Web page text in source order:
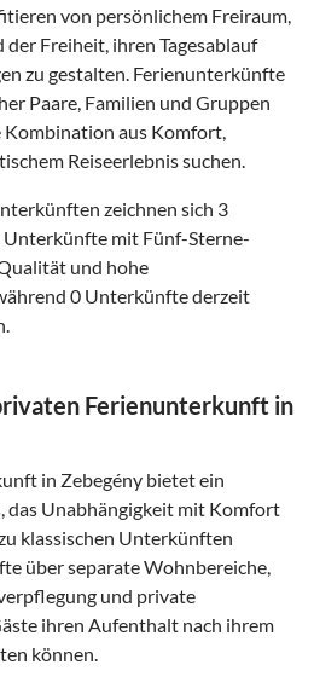
von persönlichem Freiraum,
Freiheit, ihren Tagesablauf
zu gestalten. Ferienunterkünfte
Paare, Familien und Gruppen
Kombination aus Komfort,
Reiseerlebnis suchen.
zeichnen sich 3
mit Fünf-Sterne-
und hohe
0 Unterkünfte derzeit
Ferienunterkunft in
in Zebegény bietet ein
das Unabhängigkeit mit Komfort
klassischen Unterkünften
über separate Wohnbereiche,
und private
ihren Aufenthalt nach ihrem
können.